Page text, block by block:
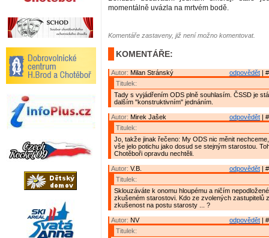
momentálně uvázla na mrtvém bodě.
Komentáře zastaveny, již není možno komentovat.
KOMENTÁŘE:
odpovědět |
Autor: Milan Stránský
Titulek:
Tady s vyjádřením ODS plně souhlasím. ČSSD je
dalším "konstruktivním" jednáním.
odpovědět |
Autor: Mirek Jašek
Titulek:
Jo, takže jinak řečeno: My ODS nic měnit
vše jelo potichu jako dosud se stejným starostou.
Chotěboři opravdu nechtěli.
odpovědět |
Autor: V.B.
Titulek:
Sklouzáváte k onomu hloupému a ničím
zkušeném starostovi. Kdo ze zvolených zastupitelů
zkušenost na postu starosty ... ?
odpovědět |
Autor: NV
Titulek: